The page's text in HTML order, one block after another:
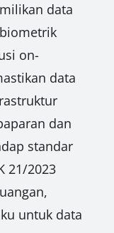
data
on-
data
dan
standar
21/2023
untuk data